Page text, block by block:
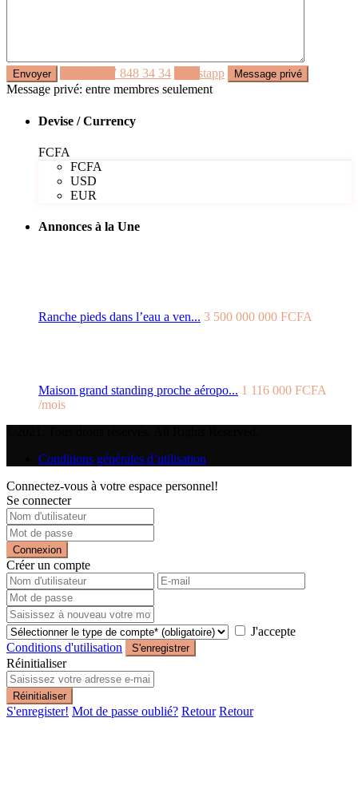
77 848 34 34
Whastapp
Message privé: entre membres seulement
Devise / Currency
FCFA
FCFA
USD
EUR
Annonces à la Une
Ranche pieds dans l’eau a ven... 3 500 000 000 FCFA
Maison grand standing proche aéropo... 1 116 000 FCFA
/mois
Conditions générales d’utilisation
Connectez-vous à votre espace personnel!
Se connecter
Connexion
Créer un compte
J'accepte
Conditions d'utilisation
S'enregistrer
Réinitialiser
Réinitialiser
S'enregister! Mot de passe oublié? Retour Retour